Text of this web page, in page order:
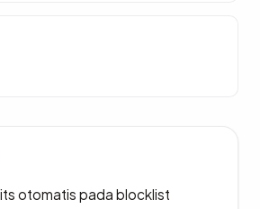
otomatis pada blocklist